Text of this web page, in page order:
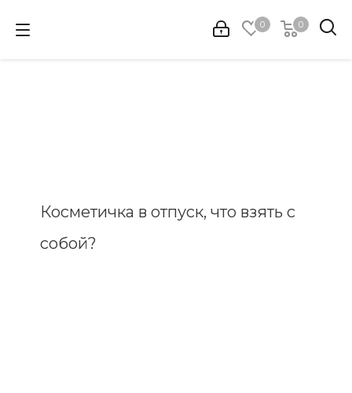
0 0
Косметичка в отпуск, что взять с
собой?